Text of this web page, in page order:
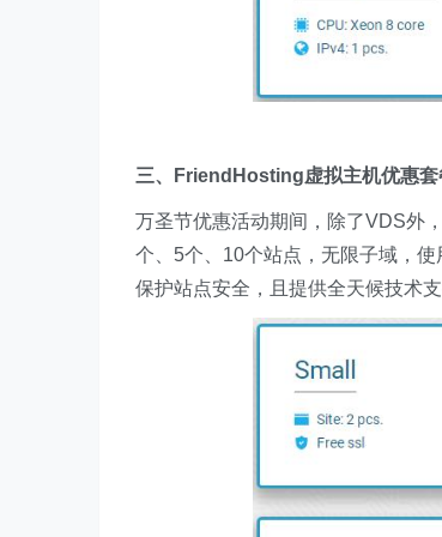
三、FriendHosting虚拟主机优惠套
万圣节优惠活动期间，除了VDS外
个、5个、10个站点，无限子域，
保护站点安全，且提供全天候技术